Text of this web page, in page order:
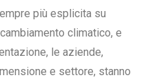
più esplicita su
climatico, e
le aziende,
e settore, stanno